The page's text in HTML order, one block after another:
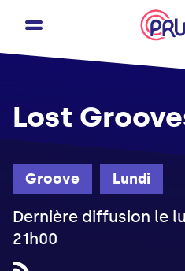
Groove Lundi
Lost
Dernière diffusion le
21h00